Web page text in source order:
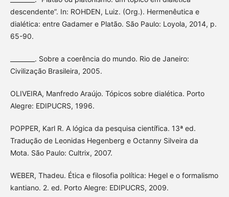
descendente”. In: ROHDEN, Luiz. (Org.). Hermenêutica e
dialética: entre Gadamer e Platão. São Paulo: Loyola, 2014, p.
65-90.
________. Sobre a coerência do mundo. Rio de Janeiro:
Civilização Brasileira, 2005.
OLIVEIRA, Manfredo Araújo. Tópicos sobre dialética. Porto
Alegre: EDIPUCRS, 1996.
POPPER, Karl R. A lógica da pesquisa científica. 13ª ed.
Tradução de Leonidas Hegenberg e Octanny Silveira da
Mota. São Paulo: Cultrix, 2007.
WEBER, Thadeu. Ética e filosofia política: Hegel e o formalismo
kantiano. 2. ed. Porto Alegre: EDIPUCRS, 2009.